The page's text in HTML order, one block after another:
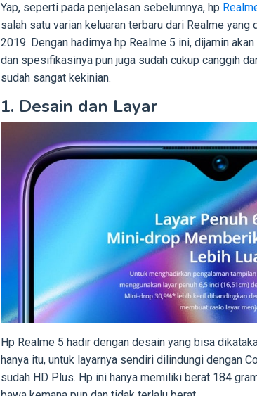
Yap, seperti pada penjelasan sebelumnya, hp
salah satu varian keluaran terbaru dari Realme
2019. Dengan hadirnya hp Realme 5 ini, dijamin
dan spesifikasinya pun juga sudah cukup canggih
sudah sangat kekinian.
1. Desain dan Layar
Hp Realme 5 hadir dengan desain yang bisa
hanya itu, untuk layarnya sendiri dilindungi dengan
sudah HD Plus. Hp ini hanya memiliki berat 184